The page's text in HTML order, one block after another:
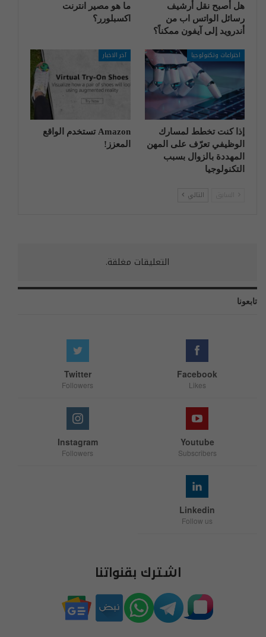
هل أصبح نقل أرشيف
رسائل الواتس اب من
أندرويد إلى آيفون ممكناً؟
ما هو مصير انترنت
اكسبلورر؟
اختراعات وتكنولوجيا
إذا كنت تخطط لمسارك
الوظيفي تعرّف على المهن
المهددة بالزوال بسبب
التكنولوجيا
آخر الاخبار
Amazon تستخدم الواقع
المعزز!
التالي
التعليقات مغلقة.
تابعونا
Facebook
Likes
Twitter
Followers
Youtube
Subscribers
Instagram
Followers
Linkedin
Follow us
اشترك بقنواتنا